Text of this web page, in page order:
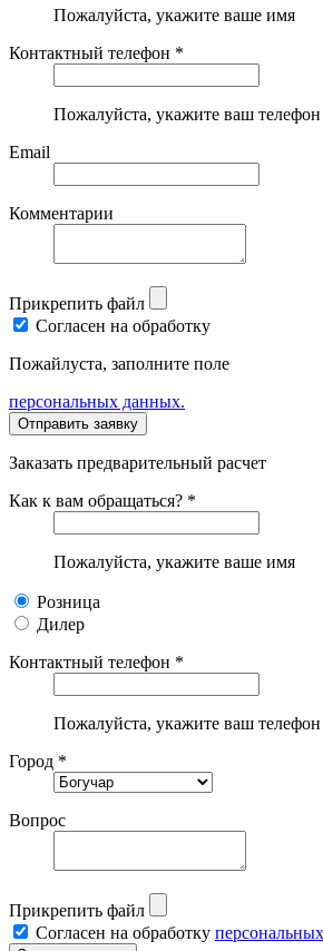
Пожалуйста, укажите ваше имя
Контактный телефон *
Пожалуйста, укажите ваш телефон
Email
Комментарии
Прикрепить файл
Согласен на обработку
Пожайлуста, заполните поле
персональных данных.
Заказать предварительный расчет
Как к вам обращаться? *
Пожалуйста, укажите ваше имя
Розница
Дилер
Контактный телефон *
Пожалуйста, укажите ваш телефон
Город *
Вопрос
Прикрепить файл
Согласен на обработку